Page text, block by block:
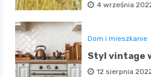
4 września
Dom i mieszkanie
Styl vintage
12 sierpnia